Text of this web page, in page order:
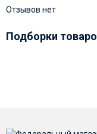
Отзывов нет
Подборки